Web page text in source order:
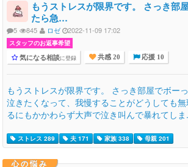
もうストレスが限界です。 さっき部
たら急…
5 845 ロゼ 2022-11-09 17:02
スタッフのお返事希望
気になる相談に登録 共感 20 応援 10
もうストレスが限界です。 さっき部屋でボー
泣きたくなって、我慢することがどうしても
るにもかかわらず大声で泣き叫んで暴れてしま
ストレス 289 夫 171 家族 338 母親 201
心の悩み